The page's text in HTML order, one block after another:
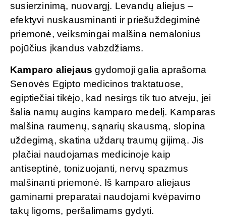
susierzinimą, nuovargį. Levandų aliejus –
efektyvi nuskausminanti ir priešuždegiminė
priemonė, veiksmingai malšina nemalonius
pojūčius įkandus vabzdžiams.
Kamparo aliejaus gydomoji galia aprašoma
Senovės Egipto medicinos traktatuose,
egiptiečiai tikėjo, kad nesirgs tik tuo atveju, jei
šalia namų augins kamparo medelį. Kamparas
malšina raumenų, sąnarių skausmą, slopina
uždegimą, skatina uždarų traumų gijimą. Jis
plačiai naudojamas medicinoje kaip
antiseptinė, tonizuojanti, nervų spazmus
malšinanti priemonė. Iš kamparo aliejaus
gaminami preparatai naudojami kvėpavimo
takų ligoms, peršalimams gydyti.